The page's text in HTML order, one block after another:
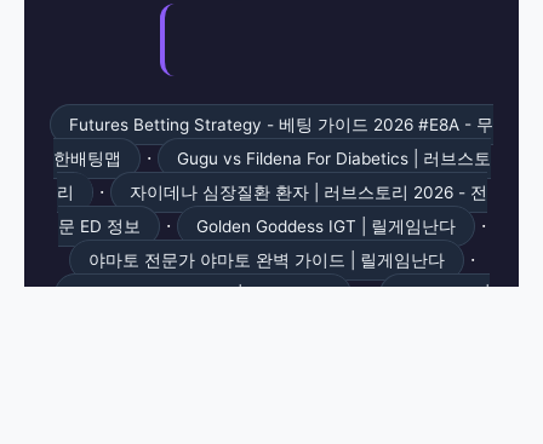
Futures Betting Strategy - 베팅 가이드 2026 #E8A - 무
한배팅맵
·
Gugu vs Fildena For Diabetics | 러브스토
리
·
자이데나 심장질환 환자 | 러브스토리 2026 - 전
문 ED 정보
· Golden Goddess IGT | 릴게임난다 ·
야마토 전문가 야마토 완벽 가이드 | 릴게임난다 ·
· ·